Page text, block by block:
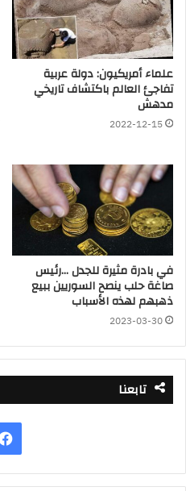
علماء أمريكيون: دولة عربية
تفاجئ العالم باكتشاف تاريخي
مدهش
2022-12-15
في بادرة مثيرة للجدل …رئيس
صاغة حلب ينصح السوريين ببيع
ذهبهم لهذه الأسباب
2023-03-30
تابعنا